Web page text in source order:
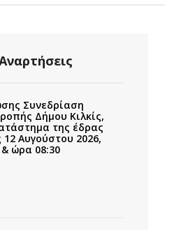
Συνεδρίαση
Δήμου Κιλκίς,
της έδρας
Αυγούστου 2026,
ώρα 08:30